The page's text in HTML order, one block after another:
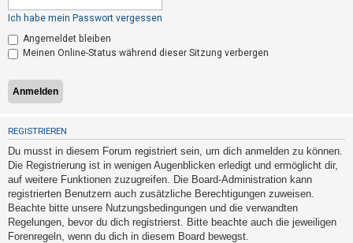
R
e
g
i
t
r
i
e
r
e
Ich habe mein Passwort vergessen
Angemeldet bleiben
Meinen Online-Status während dieser Sitzung verbergen
REGISTRIEREN
Du musst in diesem Forum registriert sein, um dich anmelden zu können.
Die Registrierung ist in wenigen Augenblicken erledigt und ermöglicht dir,
auf weitere Funktionen zuzugreifen. Die Board-Administration kann
registrierten Benutzern auch zusätzliche Berechtigungen zuweisen.
Beachte bitte unsere Nutzungsbedingungen und die verwandten
Regelungen, bevor du dich registrierst. Bitte beachte auch die jeweiligen
Forenregeln, wenn du dich in diesem Board bewegst.